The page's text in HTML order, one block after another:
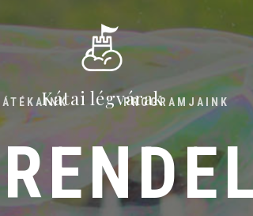
PROGRAMJAINK
Kátai légvárak